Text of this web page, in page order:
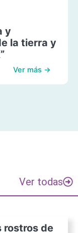
y
la tierra y
Ver más →
Ver todas
rostros de